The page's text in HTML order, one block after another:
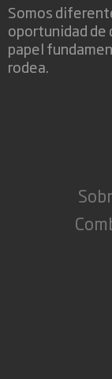
Somos
oportunidad de
papel
rodea.